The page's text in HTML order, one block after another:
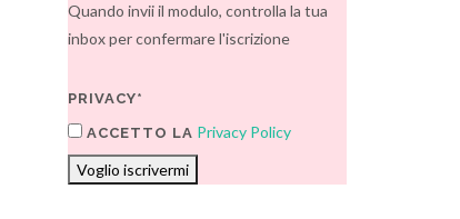
Quando invii il modulo, controlla la tua
inbox per confermare l'iscrizione
PRIVACY*
ACCETTO LA Privacy Policy
Voglio iscrivermi